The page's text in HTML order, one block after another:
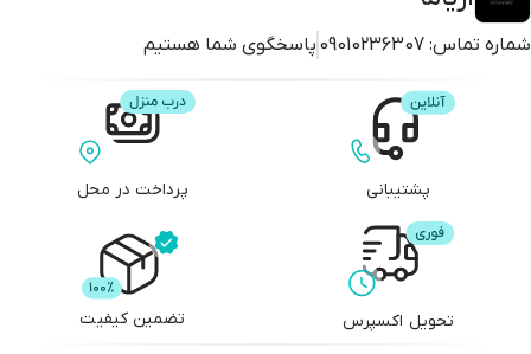
شماره تماس: 09010236307 پاسخگوی شما هستیم
پشتیبانی پرداخت در محل
تحویل اکسپرس تضمین کیفیت